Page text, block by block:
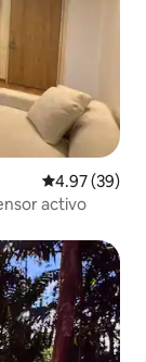
Calificación
4.97 (39)
activo